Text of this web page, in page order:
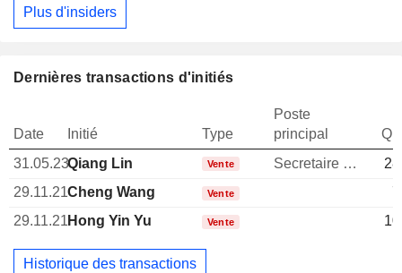
Plus d'insiders
Dernières transactions d'initiés
Date Initié Type
Poste
principal
31.05.23Qiang Lin Vente Secretaire general
29.11.21Cheng Wang Vente
29.11.21Hong Yin Yu Vente
Historique des transactions